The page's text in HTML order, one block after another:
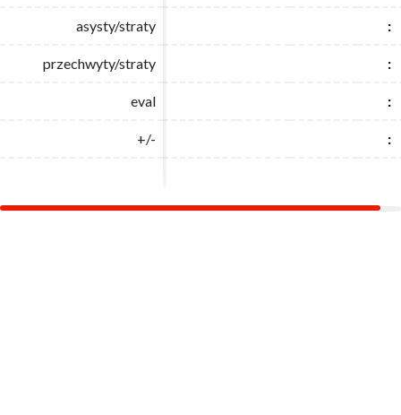
asysty/straty :
przechwyty/straty :
eval :
+/- :
asysty/straty :
przechwyty/straty :
eval :
+/- :